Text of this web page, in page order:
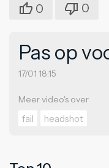
0 0
Pas op
17/01 18:15
Meer video's over
fail
headshot